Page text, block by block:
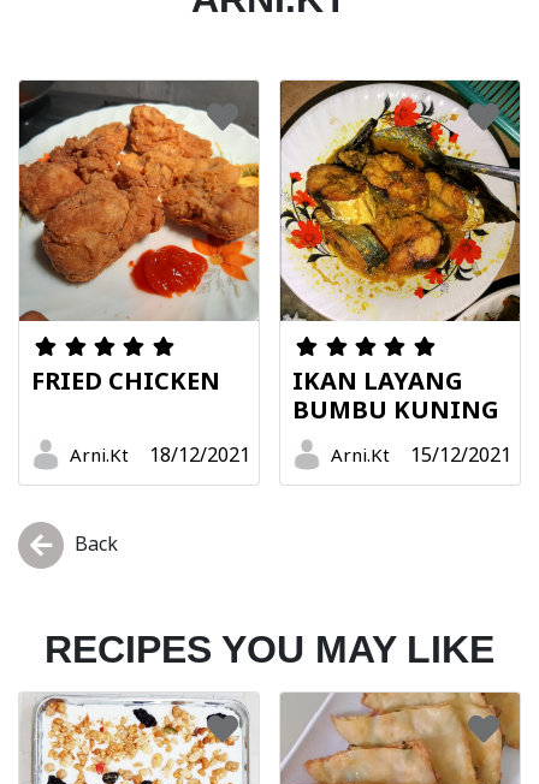
FRIED CHICKEN
Arni.Kt 18/12/2021
IKAN LAYANG
BUMBU KUNING
Arni.Kt 15/12/2021
Back
RECIPES YOU MAY LIKE